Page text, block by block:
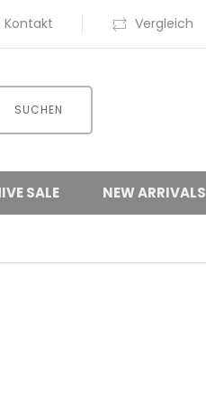
Kontakt Vergleich
SUCHEN
SALE NEW ARRIVALS